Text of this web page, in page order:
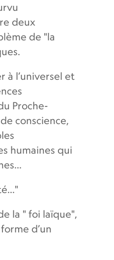
deux
de "la
l’universel et
Proche-
conscience,
humaines qui
la " foi laïque",
d’un